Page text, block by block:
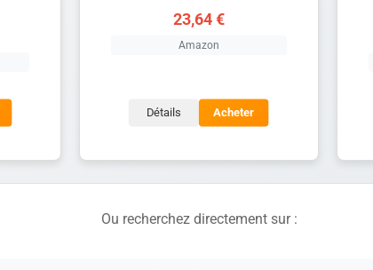
23,64 €
Amazon
Détails Acheter
Ou recherchez directement sur :